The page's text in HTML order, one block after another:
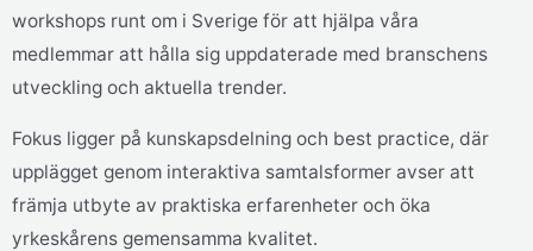
workshops runt om i Sverige för att hjälpa våra
medlemmar att hålla sig uppdaterade med branschens
utveckling och aktuella trender.
Fokus ligger på kunskapsdelning och best practice, där
upplägget genom interaktiva samtalsformer avser att
främja utbyte av praktiska erfarenheter och öka
yrkeskårens gemensamma kvalitet.